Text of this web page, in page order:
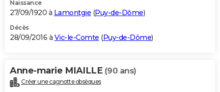
Naissance
27/09/1920 à Lamontgie (Puy-de-Dôme)
Décès
28/09/2016 à Vic-le-Comte (Puy-de-Dôme)
Anne-marie MIAILLE (90 ans)
Créer une cagnotte obsèques